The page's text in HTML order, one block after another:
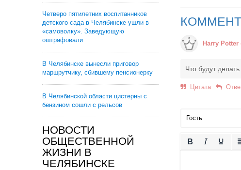
Четверо пятилетних воспитанников
детского сада в Челябинске ушли в
«самоволку». Заведующую
оштрафовали
В Челябинске вынесли приговор
маршрутчику, сбившему пенсионерку
В Челябинской области цистерны с
бензином сошли с рельсов
НОВОСТИ
ОБЩЕСТВЕННОЙ
ЖИЗНИ В
ЧЕЛЯБИНСКЕ
Harry Potter
Что будут
Цитата